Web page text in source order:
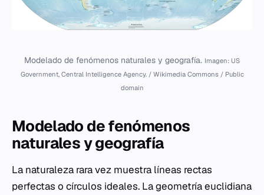
Modelado de fenómenos naturales y geografía. Imagen: US
Government, Central Intelligence Agency. / Wikimedia Commons / Public
domain
Modelado de fenómenos
naturales y geografía
La naturaleza rara vez muestra líneas rectas
perfectas o círculos ideales. La geometría euclidiana